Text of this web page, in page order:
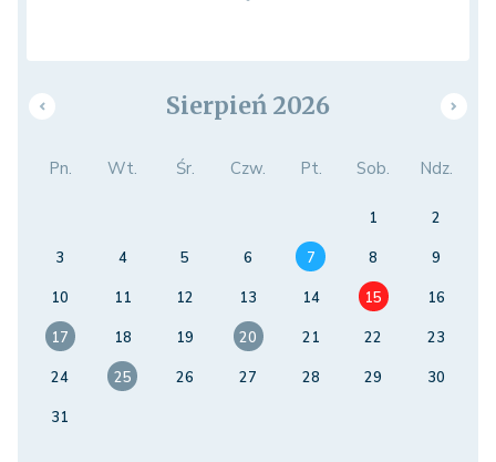
Sierpień 2026
Pn. Wt. Śr. Czw. Pt. Sob. Ndz.
1
2
3
4 5 6 7 8
9
10
11 12 13 14 15
16
17
18 19 20 21 22
23
24
25 26 27 28 29
30
31